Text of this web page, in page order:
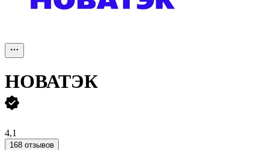
НОВАТЭК
4,1
168 отзывов